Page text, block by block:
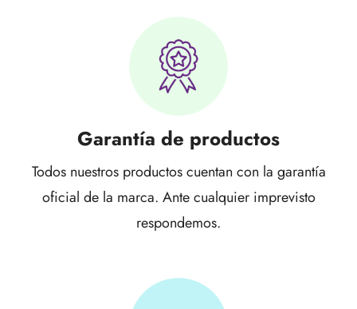
Garantía de productos
Todos nuestros productos cuentan con la garantía
oficial de la marca. Ante cualquier imprevisto
respondemos.